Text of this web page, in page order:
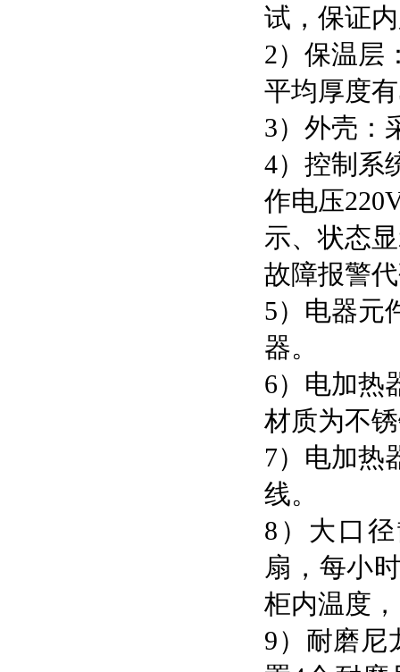
试，保证
2）保温层
平均厚度
3）外壳：
4）控制系
作电压
示、状态
故障报警
5）电器元
器。
6）电加热
材质为不
7）电加热
线。
8）大口
扇，每小
柜内温度
9）耐磨尼